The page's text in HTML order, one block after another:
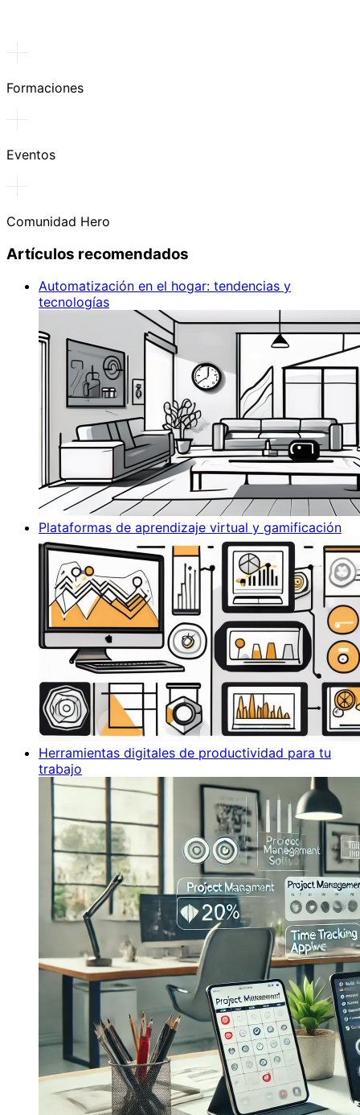
Formaciones
Eventos
Comunidad Hero
Artículos recomendados
Automatización en el hogar: tendencias y
tecnologías
Plataformas de aprendizaje virtual y gamificación
Herramientas digitales de productividad para tu
trabajo